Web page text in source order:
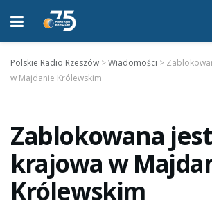
Polskie Radio Rzeszów >Wiadomości >
w Majdanie Królewskim
Zablokowana
krajowa w
Królewskim